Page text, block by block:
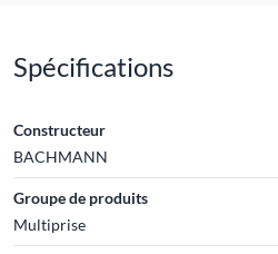
Spécifications
Constructeur
BACHMANN
Groupe de produits
Multiprise